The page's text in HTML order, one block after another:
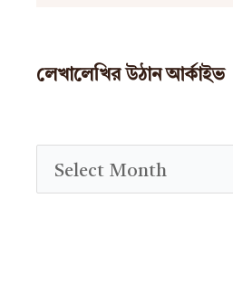
লেখালেখির উঠান আর্কাইভ
r